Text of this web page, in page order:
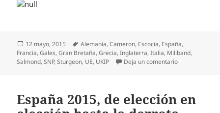
Publicado
el
12 mayo, 2015 Etiquetas
Alemania,Cameron, Escocia, España,
Francia,Gales,Gran Bretaña,Grecia,Inglaterra,Italia, Miliband,
Salmond,SNP,Sturgeon, UE, UKIP Deja un comentarioen Elecciones
España 2015, de elección en